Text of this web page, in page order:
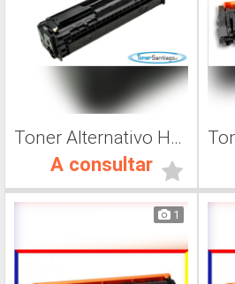
Toner Alternativo Hp 410, Impresora Láser
A consultar
1